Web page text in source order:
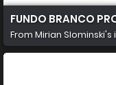
FUNDO BRANCO
From Mirian Slominski's